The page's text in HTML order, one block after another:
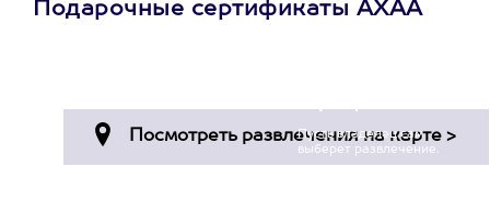
Подарочные сертификаты АХАА
Пусть владелец сам
выберет развлечение.